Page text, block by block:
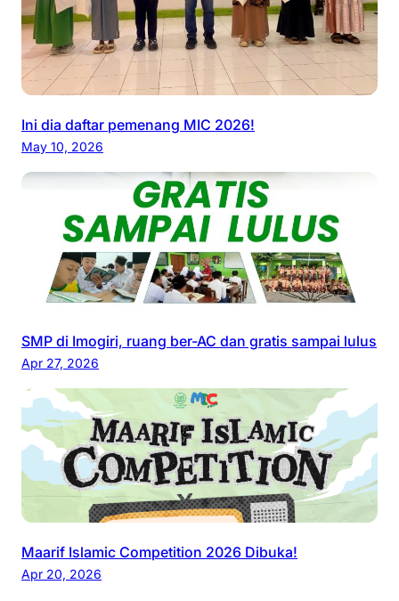
Ini dia daftar pemenang MIC 2026!
May 10, 2026
SMP di Imogiri, ruang ber-AC dan gratis sampai lulus
Apr 27, 2026
Maarif Islamic Competition 2026 Dibuka!
Apr 20, 2026